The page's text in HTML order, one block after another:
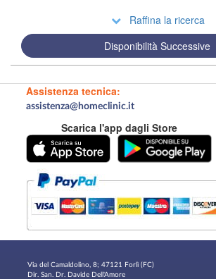
Raffina la ricerca
Disponibilità Successive
Assistenza tecnica:
assistenza@homeclinic.it
Scarica l'app dagli Store
Via del Camaldolino, 8; 47121 Forlì (FC)
Dir. San. Dr. Davide Dell'Amore